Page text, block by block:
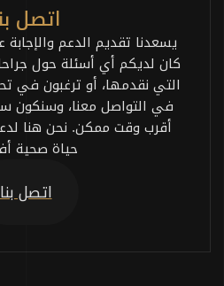
اتصل
يسعدنا تقديم الدعم
كان لديكم أي أسئلة حول
التي نقدمها، أو ترغبون في
في التواصل معنا، وسنكون
أقرب وقت ممكن. نحن هنا
حياة صحية
اتصل بنا